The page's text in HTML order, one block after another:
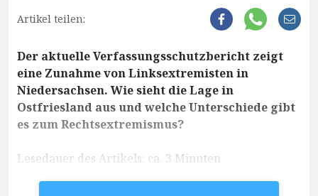
Artikel teilen:
Der aktuelle Verfassungsschutzbericht zeigt
eine Zunahme von Linksextremisten in
Niedersachsen. Wie sieht die Lage in
Ostfriesland aus und welche Unterschiede gibt
es zum Rechtsextremismus?
Lesedauer des Artikels: ca. 3 Minuten